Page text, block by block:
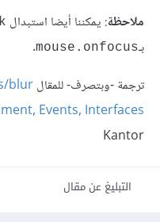
ملاحظة: يمكننا أيضا استبدال
بـmouse.onfocus
.
ترجمة -وبتصرف- للمقالblur
Events, Interfaces
Kantor
التبليغ عن مقال